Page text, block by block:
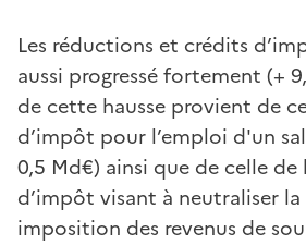
Les réductions et crédits
aussi progressé fortement (+
de cette hausse provient de
d’impôt pour l’emploi d'un
0,5 Md€) ainsi que de celle
d’impôt visant à neutraliser
imposition des revenus de